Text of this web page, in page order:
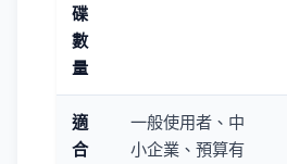
碟
數
量
適
合
一般使用者、中
小企業、預算有